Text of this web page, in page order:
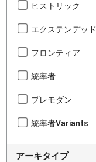
ヒストリック
エクステンデッド
フロンティア
統率者
プレモダン
統率者Variants
アーキタイプ